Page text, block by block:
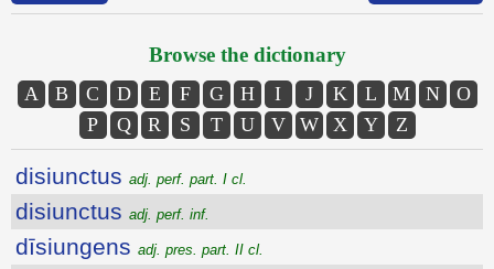
Browse the dictionary
A B C D E F G H I J K L M N
O
P
Q R S T U V W X Y Z
disiunctus adj. perf. part. I cl.
disiunctus adj. perf. inf.
dīsiungens adj. pres. part. II cl.